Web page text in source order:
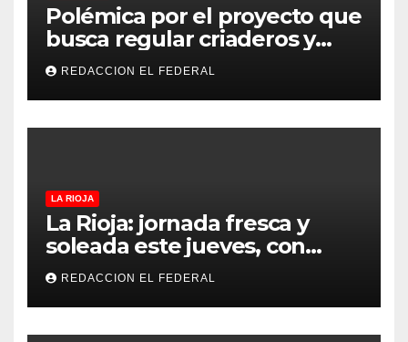
Polémica por el proyecto que
busca regular criaderos y
refugios de perros y gatos:
denuncian excesos, mientras
proteccionistas reclaman
controles más duros
REDACCION EL FEDERAL
LA RIOJA
La Rioja: jornada fresca y
soleada este jueves, con
temperaturas estables para
el viernes
REDACCION EL FEDERAL